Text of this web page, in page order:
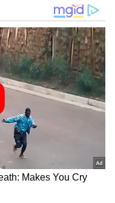
வேலை
குறிப்பிட்ட சில
ஆக
என்று